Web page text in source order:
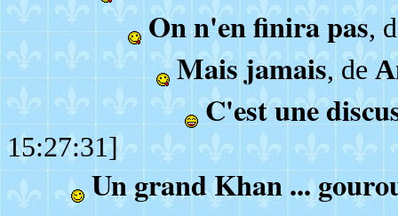
On n'en finira pas,
Mais jamais, de
C'est une
15:27:31]
Un grand Khan ...